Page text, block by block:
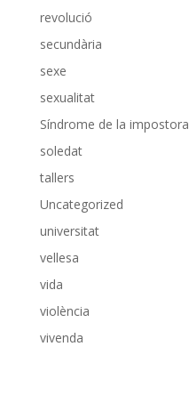
revolució
secundària
sexe
sexualitat
Síndrome de la impostora
soledat
tallers
Uncategorized
universitat
vellesa
vida
violència
vivenda